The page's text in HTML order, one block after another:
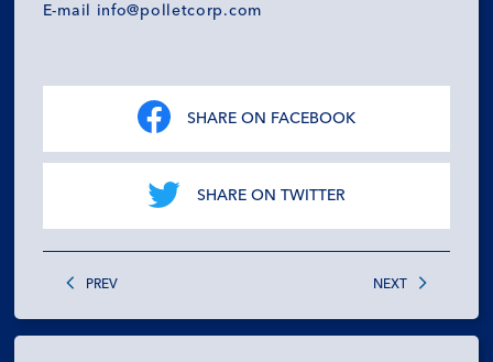
E-mail info@polletcorp.com
SHARE ON FACEBOOK
SHARE ON TWITTER
PREV NEXT